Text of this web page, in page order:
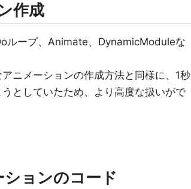
作成
ループ、Animate、DynamicModuleな
ニメーションの作成方法と同様に、1秒
としていたため、より高度な扱いがで
ョンのコード